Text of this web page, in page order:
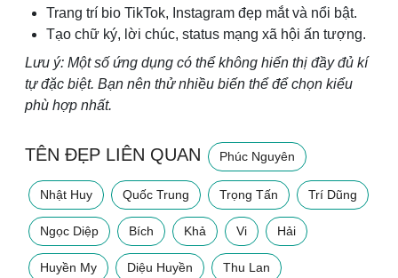
Trang trí bio TikTok, Instagram đẹp mắt và nổi bật.
Tạo chữ ký, lời chúc, status mạng xã hội ấn tượng.
Lưu ý: Một số ứng dụng có thể không hiển thị đầy đủ kí
tự đặc biệt. Bạn nên thử nhiều biến thể để chọn kiểu
phù hợp nhất.
TÊN ĐẸP LIÊN QUAN Phúc Nguyên
Nhật Huy Quốc Trung Trọng Tấn Trí Dũng
Ngọc Diệp Bích Khả Vi Hải
Huyền My Diệu Huyền Thu Lan